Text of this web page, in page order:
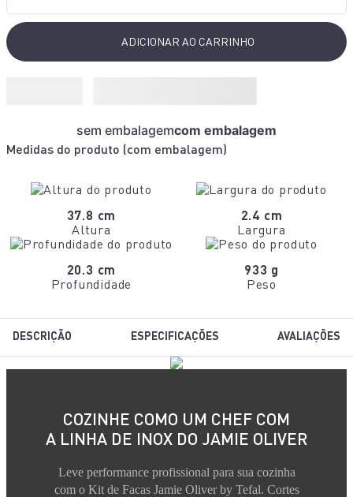
ADICIONAR AO CARRINHO
Medidas do produto (com embalagem)
sem embalagemcom embalagem
37.8 cm
Altura
2.4 cm
Largura
20.3 cm
Profundidade
933 g
Peso
DESCRIÇÃO ESPECIFICAÇÕES AVALIAÇÕES
COZINHE COMO UM CHEF COM
A LINHA DE INOX DO JAMIE OLIVER
Leve performance profissional para sua cozinha
com o Kit de Facas Jamie Oliver by Tefal. Cortes